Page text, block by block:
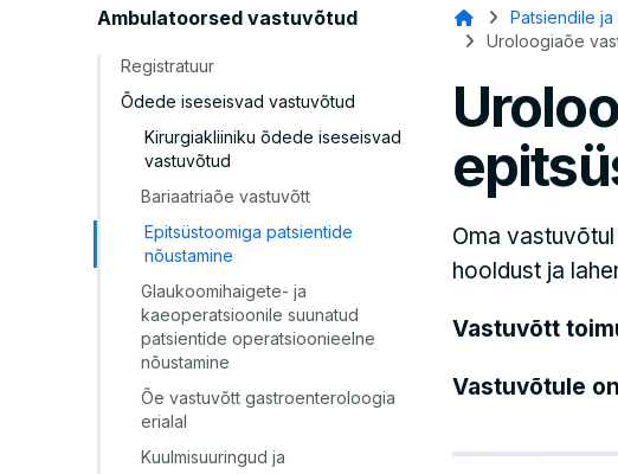
Ambulatoorsed vastuvõtud
Registratuur
Õdede iseseisvad vastuvõtud
Kirurgiakliiniku õdede iseseisvad
vastuvõtud
Bariaatriaõe vastuvõtt
Epitsüstoomiga patsientide
nõustamine
Glaukoomihaigete- ja
kaeoperatsioonile suunatud
patsientide operatsioonieelne
nõustamine
Õe vastuvõtt gastroenteroloogia
erialal
Kuulmisuuringud ja
Patsiendile ja
Uroloogiaõe
Oma
hooldust ja
Vastuvõtt
Vastuvõtule